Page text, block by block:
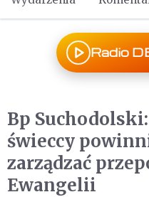
Radio
Bp
świeccy
zarządzać
Ewangelii